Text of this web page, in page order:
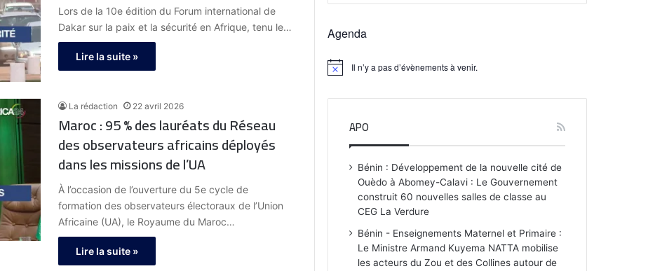
Lors de la 10e édition du Forum international de
Dakar sur la paix et la sécurité en Afrique, tenu le…
Lire la suite »
La rédaction 22 avril 2026
Maroc : 95 % des lauréats du Réseau
des observateurs africains déployés
dans les missions de l’UA
À l’occasion de l’ouverture du 5e cycle de
formation des observateurs électoraux de l’Union
Africaine (UA), le Royaume du Maroc…
Lire la suite »
Agenda
N
Il n’y a pas d’évènements à venir.
APO
Bénin : Développement de la nouvelle cité de
Ouèdo à Abomey-Calavi : Le Gouvernement
construit 60 nouvelles salles de classe au
CEG La Verdure
Bénin - Enseignements Maternel et Primaire :
Le Ministre Armand Kuyema NATTA mobilise
les acteurs du Zou et des Collines autour de